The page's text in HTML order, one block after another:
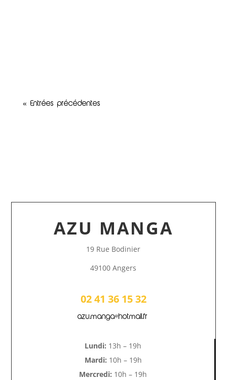
« Entrées précédentes
AZU MANGA
19 Rue Bodinier
49100 Angers
02 41 36 15 32
azu.manga@hotmail.fr
Lundi: 13h – 19h
Mardi: 10h – 19h
Mercredi: 10h – 19h